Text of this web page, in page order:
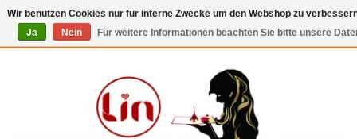
0artikel €
Wir benutzen Cookies nur für interne Zwecke um den Webshop zu
Ja
Nein Für weitere Informationen beachten Sie bitte unsere